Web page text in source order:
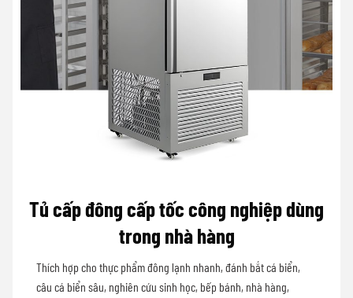
Tủ cấp đông cấp tốc công nghiệp dùng
trong nhà hàng
Thích hợp cho thực phẩm đông lạnh nhanh, đánh bắt cá biển,
câu cá biển sâu, nghiên cứu sinh học, bếp bánh, nhà hàng,